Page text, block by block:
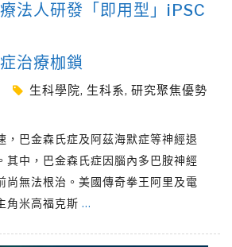
法人研發「即用型」iPSC
治療枷鎖
生科學院, 生科系, 研究聚焦優勢
，巴金森氏症及阿茲海默症等神經退
其中，巴金森氏症因腦內多巴胺神經
尚無法根治。美國傳奇拳王阿里及電
角米高福克斯 …